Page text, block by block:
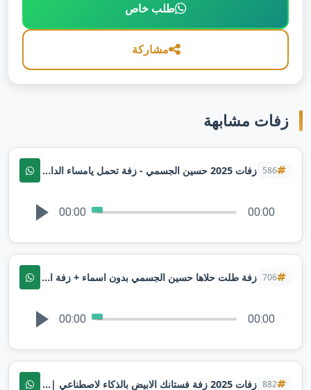
طلب خاص
مشاركة
زفات مشابهة
586 زفات 2025 حسين الجسمي - زفة تحمل يامساء الدار _ باسم شروق فقط _ لطلب بدون حقوق
00:00 00:00
706 زفة طلت حلاها حسين الجسمي بدون اسماء + زفة استعديه ليله لو باقي ليله لطلب بدون حقوق
00:00 00:00
882 زفات 2025 زفة فستانك الابيض بالذكاء لاصطناعي | حسين الجسمي جديد